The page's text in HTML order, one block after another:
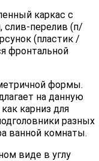
каркас с
перелив (п/
(пластик /
фронтальной
формы.
на данную
карниз для
разных
ванной комнаты.
виде в углу